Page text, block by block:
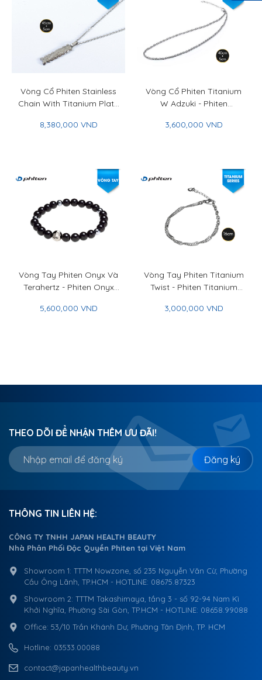
Vòng Cổ Phiten Stainless
Chain With Titanium Plate
- Phiten Stainless Chain
8,380,000 VND
Vòng Cổ Phiten Titanium
W Adzuki - Phiten
W Adzuki
3,600,000 VND
Vòng Tay Phiten Onyx Và
Terahertz - Phiten Onyx
5,600,000 VND
Vòng Tay Phiten Titanium
Twist - Phiten Titanium
3,000,000 VND
THEO DÕI ĐỂ NHẬN THÊM ƯU ĐÃI!
Đăng ký
THÔNG TIN LIÊN HỆ:
CÔNG TY TNHH JAPAN HEALTH BEAUTY
Nhà Phân Phối Độc Quyền Phiten tại Việt Nam
Showroom 1: TTTM Nowzone, số 235 Nguyễn Văn Cừ, Phường
Cầu Ông Lãnh, TP.HCM - HOTLINE: 08675.87323
Showroom 2: TTTM Takashimaya, tầng 3 - số 92-94 Nam Kì
Khởi Nghĩa, Phường Sài Gòn, TP.HCM - HOTLINE: 08658.99088
Office: 53/10 Trần Khánh Dư, Phường Tân Định, TP. HCM
Hotline: 03533.00088
contact@japanhealthbeauty.vn